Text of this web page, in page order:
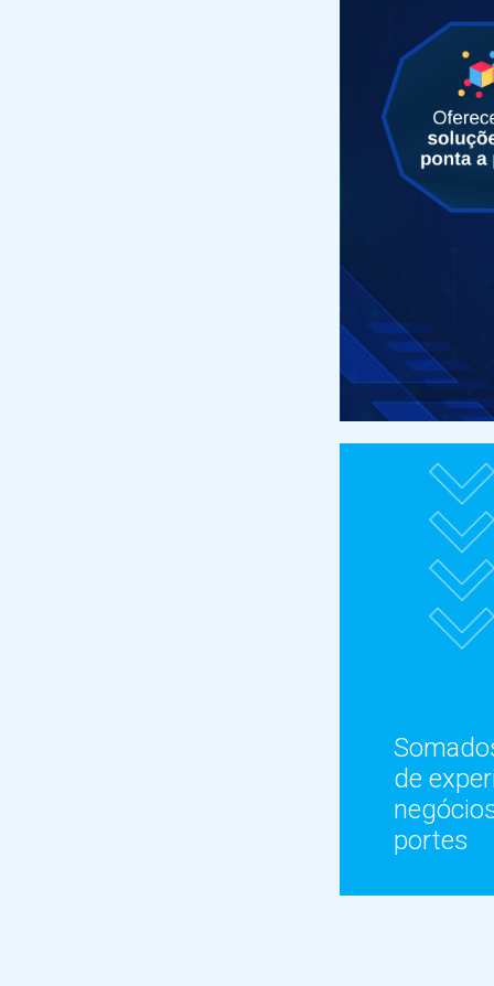
de
portes